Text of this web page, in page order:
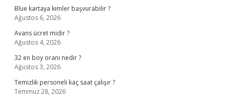
Blue kartaya kimler başvurabilir ?
Ağustos 6, 2026
Avans ücret midir ?
Ağustos 4, 2026
32 en boy oranı nedir ?
Ağustos 3, 2026
Temizlik personeli kaç saat çalışır ?
Temmuz 28, 2026